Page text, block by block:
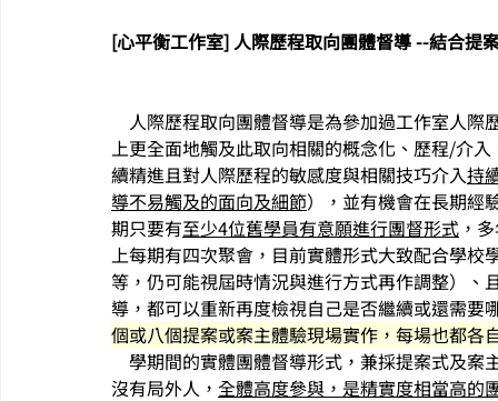
[心平衡工作室] 人際歷程取向團體督導--結合提
人際歷程取向團體督導是為參加過工作室人際
上更全面地觸及此取向相關的概念化、歷程/介
續精進且對人際歷程的敏感度與相關技巧介入持
導不易觸及的面向及細節），並有機會在長期經
期只要有至少4位舊學員有意願進行團督形式 ，
上每期有四次聚會，目前實體形式大致配合學
等，仍可能視屆時情況與進行方式再作調整）
導，都可以重新再度檢視自己是否繼續或還需要
個或八個提案或案主體驗現場實作，每場也都各
學期間的實體團體督導形式，兼採提案式及案
沒有局外人， 全體高度參與，是精實度相當高的